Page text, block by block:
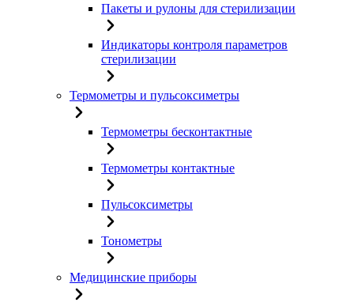
Пакеты и рулоны для стерилизации
Индикаторы контроля параметров
стерилизации
Термометры и пульсоксиметры
Термометры бесконтактные
Термометры контактные
Пульсоксиметры
Тонометры
Медицинские приборы